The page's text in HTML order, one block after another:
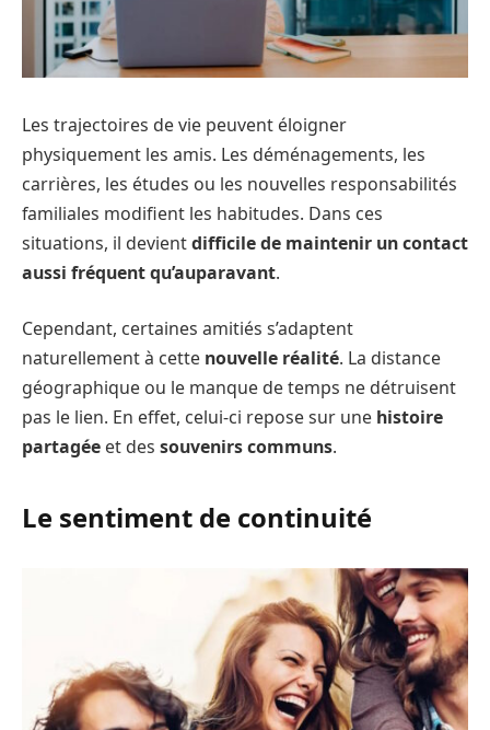
Les trajectoires de vie peuvent éloigner
physiquement les amis. Les déménagements, les
carrières, les études ou les nouvelles responsabilités
familiales modifient les habitudes. Dans ces
situations, il devientdifficile de maintenir un contact
aussi fréquent qu’auparavant.
Cependant, certaines amitiés s’adaptent
naturellement à cette nouvelle réalité. La distance
géographique ou le manque de temps ne détruisent
pas le lien. En effet, celui-ci repose sur une histoire
partagée et des souvenirs communs.
Le sentiment de continuité